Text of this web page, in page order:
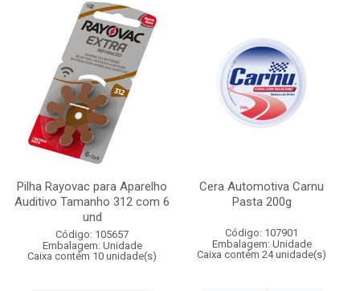
Pilha Rayovac para Aparelho
Auditivo Tamanho 312 com 6
und
Código: 105657
Embalagem: Unidade
Caixa contém 10 unidade(s)
Cera Automotiva Carnu
Pasta 200g
Código: 107901
Embalagem: Unidade
Caixa contém 24 unidade(s)